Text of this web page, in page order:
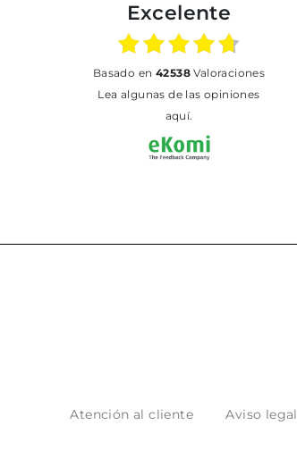
Excelente
basado en 42538Valoraciones
Lea algunas de las opiniones
aquí.
Atención al cliente Aviso legal